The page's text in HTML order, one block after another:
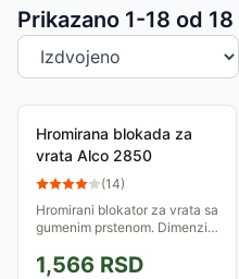
Prikazano 1-18 od 18
Sortiranje proizvoda
Hromirana blokada za
vrata Alco 2850
(14)
Hromirani blokator za vrata sa
gumenim prstenom. Dimenzije
1,566 RSD